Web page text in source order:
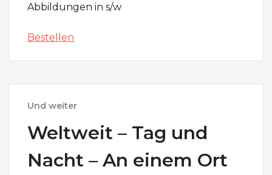
Abbildungen in s/w
Bestellen
Und weiter
Weltweit – Tag und
Nacht – An einem Ort